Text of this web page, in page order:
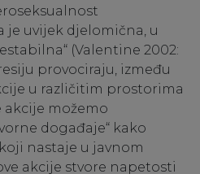
je uvijek djelomična, u
(Valentine 2002:
provociraju, između
u različitim prostorima
akcije možemo
događaje“ kako
nastaje u javnom
akcije stvore napetosti